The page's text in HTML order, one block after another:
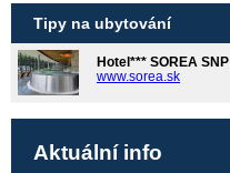
Tipy na ubytování
Hotel*** SOREA SNP
www.sorea.sk
Aktuální info